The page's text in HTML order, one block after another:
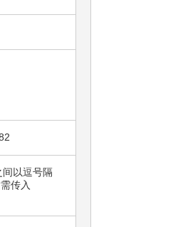
以逗号隔
传入